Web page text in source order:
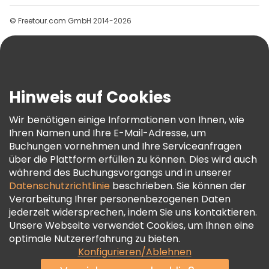
Gruppen
Hilfe
AGB Und Rechtliches
Cookie-Richtlinie
Freetour Auszeichnungen
Treueprogramm
© Freetour.com GmbH 2014-2026
Hinweis auf Cookies
Wir benötigen einige Informationen von Ihnen, wie
Ihren Namen und Ihre E-Mail-Adresse, um
Buchungen vornehmen und Ihre Serviceanfragen
über die Plattform erfüllen zu können. Dies wird auch
während des Buchungsvorgangs und in unserer
Datenschutzrichtlinie beschrieben. Sie können der
Verarbeitung Ihrer personenbezogenen Daten
jederzeit widersprechen, indem Sie uns kontaktieren.
Unsere Webseite verwendet Cookies, um Ihnen eine
optimale Nutzererfahrung zu bieten.
Konfigurieren/Ablehnen